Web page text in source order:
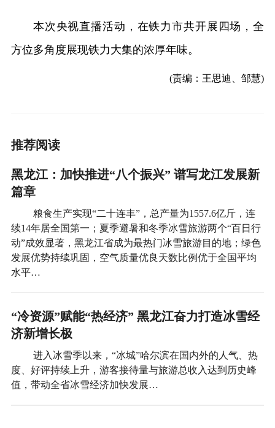
本次央视直播活动，在铁力市共开展四场，全
方位多角度展现铁力大集的浓厚年味。
(责编：王思迪、邹慧)
推荐阅读
黑龙江：加快推进“八个振兴” 谱写龙江发展新
篇章
粮食生产实现“二十连丰”，总产量为1557.6亿斤，连
续14年居全国第一；夏季避暑和冬季冰雪旅游两个“百日行
动”成效显著，黑龙江省成为最热门冰雪旅游目的地；绿色
发展优势持续巩固，空气质量优良天数比例优于全国平均
水平…
“冷资源”赋能“热经济” 黑龙江奋力打造冰雪经
济新增长极
进入冰雪季以来，“冰城”哈尔滨在国内外的人气、热
度、好评持续上升，游客接待量与旅游总收入达到历史峰
值，带动全省冰雪经济加快发展…